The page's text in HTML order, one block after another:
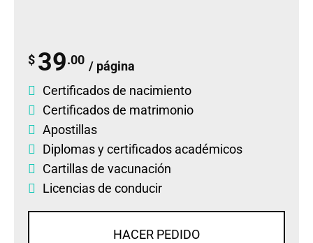
$ 39.00 / página
Certificados de nacimiento
Certificados de matrimonio
Apostillas
Diplomasycertificados académicos
Cartillas de vacunación
Licencias de conducir
HACER PEDIDO